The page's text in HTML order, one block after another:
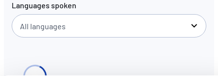
Languages spoken
All languages